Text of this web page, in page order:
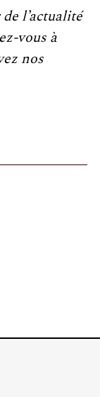
l’actualité
vous à
nos